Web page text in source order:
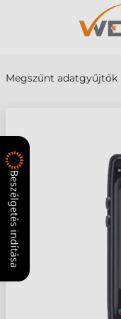
Megszűnt adatgyűjtők
Beszélgetés indítása